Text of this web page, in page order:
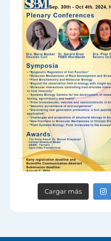
Cargar más